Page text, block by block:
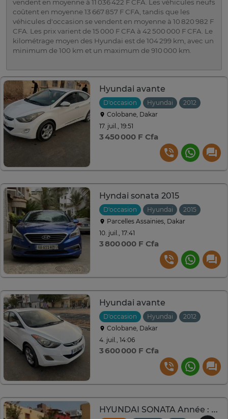
vendent en moyenne à 11 036 422 F CFA. Les véhicules neufs
coûtent en moyenne 13 667 857 F CFA, tandis que les
véhicules d'occasion se vendent en moyenne à 10 820 982 F
CFA. Les prix varient de 15 000 F CFA à 42 500 000 F CFA. Le
kilométrage moyen des Hyundai est de 104 299 km, avec un
minimum de 100 km et un maximum de 910 000 km.
Hyundai avante
D'occasion Hyundai 2012
Colobane, Dakar
17. juil., 19:51
3 450 000 F Cfa
Hyndai sonata 2015
D'occasion Hyundai 2015
Parcelles Assainies, Dakar
10. juil., 17:41
3 800 000 F Cfa
Hyundai avante
D'occasion Hyundai 2012
Colobane, Dakar
4. juil., 14:06
3 600 000 F Cfa
HYUNDAI SONATA Année : 2016